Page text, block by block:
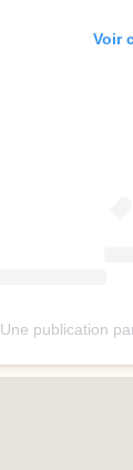
Voir
Une publication